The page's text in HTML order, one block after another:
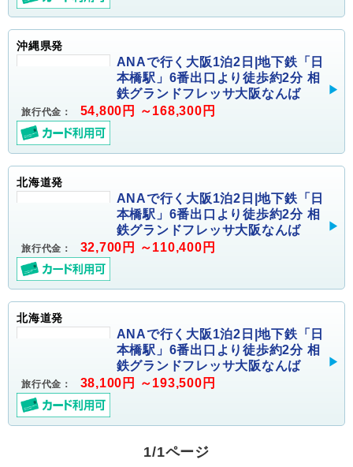
沖縄県発
ANAで行く大阪1泊2日|地下鉄「日
本橋駅」6番出口より徒歩約2分 相
鉄グランドフレッサ大阪なんば
旅行代金： 54,800円 ～168,300円
北海道発
ANAで行く大阪1泊2日|地下鉄「日
本橋駅」6番出口より徒歩約2分 相
鉄グランドフレッサ大阪なんば
旅行代金： 32,700円 ～110,400円
北海道発
ANAで行く大阪1泊2日|地下鉄「日
本橋駅」6番出口より徒歩約2分 相
鉄グランドフレッサ大阪なんば
旅行代金： 38,100円 ～193,500円
1/1ページ